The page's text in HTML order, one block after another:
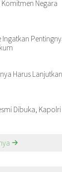
Komitmen Negara
Ingatkan
Harus Lanjutkan
Dibuka, Kapolri